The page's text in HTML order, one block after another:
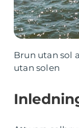
Brun utan sol
utan solen